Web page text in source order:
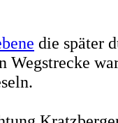
die später